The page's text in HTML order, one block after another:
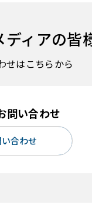
ディアの皆
せはこちらから
問い合わせ
合わせ